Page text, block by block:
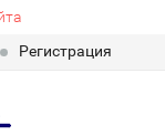
Регистрация